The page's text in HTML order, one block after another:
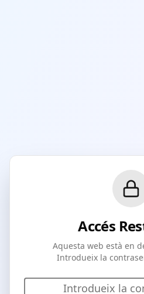
Accés
Aquesta web està en
Introdueix la